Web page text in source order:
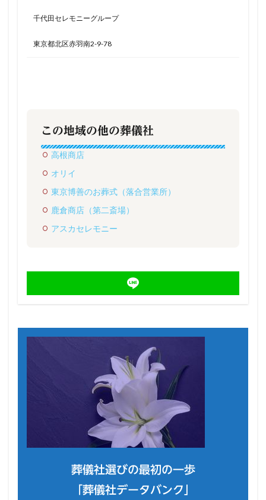
千代田セレモニーグループ
東京都北区赤羽南2-9-78
この地域の他の葬儀社
高根商店
オリイ
東京博善のお葬式（落合営業所）
鹿倉商店（第二斎場）
アスカセレモニー
葬儀社選びの最初の一歩
「葬儀社データバンク」